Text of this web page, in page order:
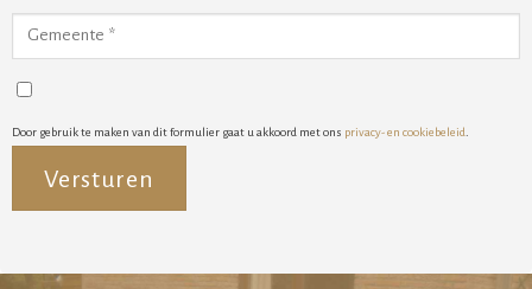
Door gebruik te maken van dit formulier gaat u akkoord met ons privacy- en cookiebeleid